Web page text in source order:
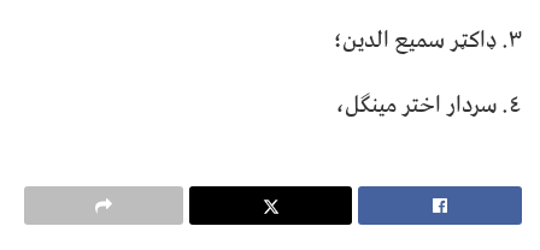
٣. ډاکټر سمیع الدین؛
٤. سردار اختر مينګل،